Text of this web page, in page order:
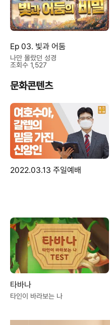
Ep 03. 빛과 어둠
나만 몰랐던 성경
조회수 1,527
문화콘텐츠
2022.03.13 주일예배
타바나
타인이 바라보는 나